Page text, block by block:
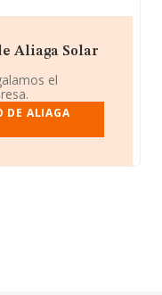
Aliaga Solar
el
DE ALIAGA